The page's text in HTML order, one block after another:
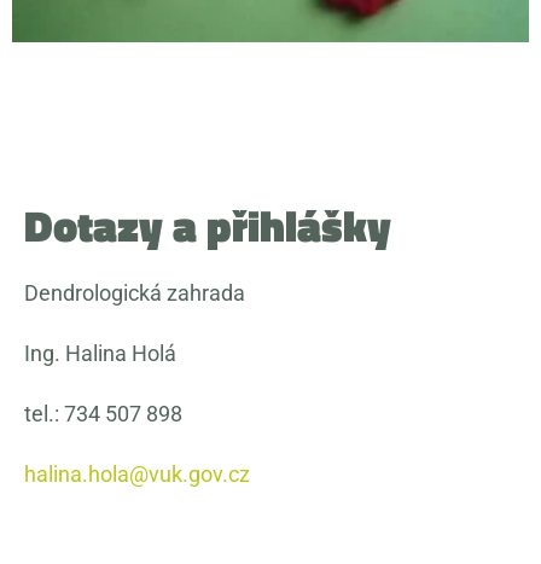
Dotazy a přihlášky
Dendrologická zahrada
Ing. Halina Holá
tel.: 734 507 898
halina.hola@vuk.gov.cz